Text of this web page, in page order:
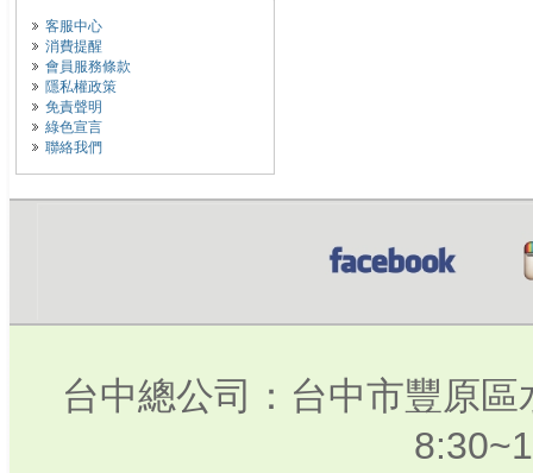
客服中心
消費提醒
會員服務條款
隱私權政策
免責聲明
綠色宣言
聯絡我們
台中總公司：台中市豐原